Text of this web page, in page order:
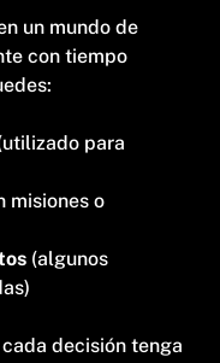
un mundo de
con tiempo
para
misiones o
(algunos
decisión tenga